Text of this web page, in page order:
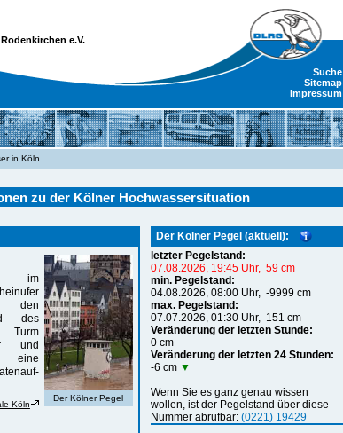
e.V.
Suche
Sitemap
Impressum
in Köln
zu der Kölner Hochwassersituation
Der Kölner Pegel
im
den
des
Turm
und
eine
Köln
Der Kölner Pegel (aktuell):
letzter Pegelstand:
07.08.2026, 19:45 Uhr, 59 cm
min. Pegelstand:
04.08.2026, 08:00 Uhr, -9999 cm
max. Pegelstand:
07.07.2026, 01:30 Uhr, 151 cm
Veränderung der letzten Stunde:
0 cm
Veränderung der letzten 24 Stunden:
-6 cm ▼
Wenn Sie es ganz genau wissen
wollen, ist der Pegelstand über diese
Nummer abrufbar: (0221) 19429